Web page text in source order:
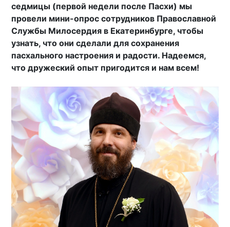
седмицы (первой недели после Пасхи) мы
провели мини-опрос сотрудников Православной
Службы Милосердия в Екатеринбурге, чтобы
узнать, что они сделали для сохранения
пасхального настроения и радости. Надеемся,
что дружеский опыт пригодится и нам всем!